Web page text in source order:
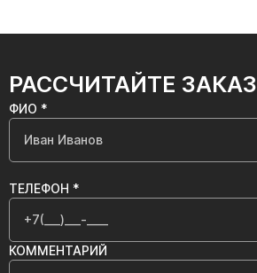
РАССЧИТАЙТЕ ЗАКАЗ
ФИО *
ТЕЛЕФОН *
КОММЕНТАРИЙ